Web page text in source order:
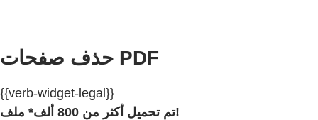
حذف صفحات PDF
{{verb-widget-legal}}
تم تحميل أكثر من 800 ألف* ملف!